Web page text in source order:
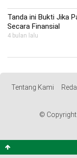
Tanda ini Bukti Jika
Secara Finansial
4 bulan lalu
Tentang Kami
© Copyright